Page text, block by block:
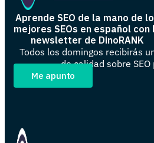
Aprende SEO de la mano de
mejores SEOs en español con
newsletter de DinoRANK
Todos los domingos recibirás
de calidad sobre
Me apunto